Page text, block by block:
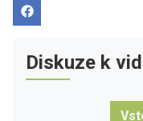
Diskuze k